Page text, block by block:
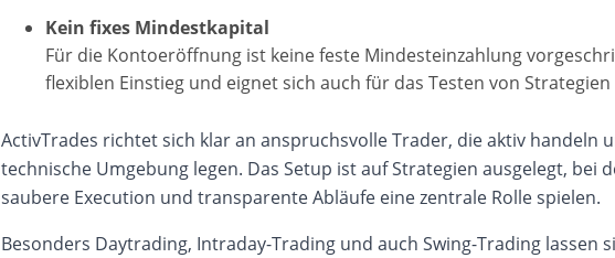
Kein fixes Mindestkapital
Für die Kontoeröffnung ist keine feste Mindesteinzahlung
flexiblen Einstieg und eignet sich auch für das Testen von
ActivTrades richtet sich klar an anspruchsvolle Trader, die aktiv handeln
technische Umgebung legen. Das Setup ist auf Strategien ausgelegt, bei
saubere Execution und transparente Abläufe eine zentrale Rolle spielen.
Besonders Daytrading, Intraday-Trading und auch Swing-Trading lassen